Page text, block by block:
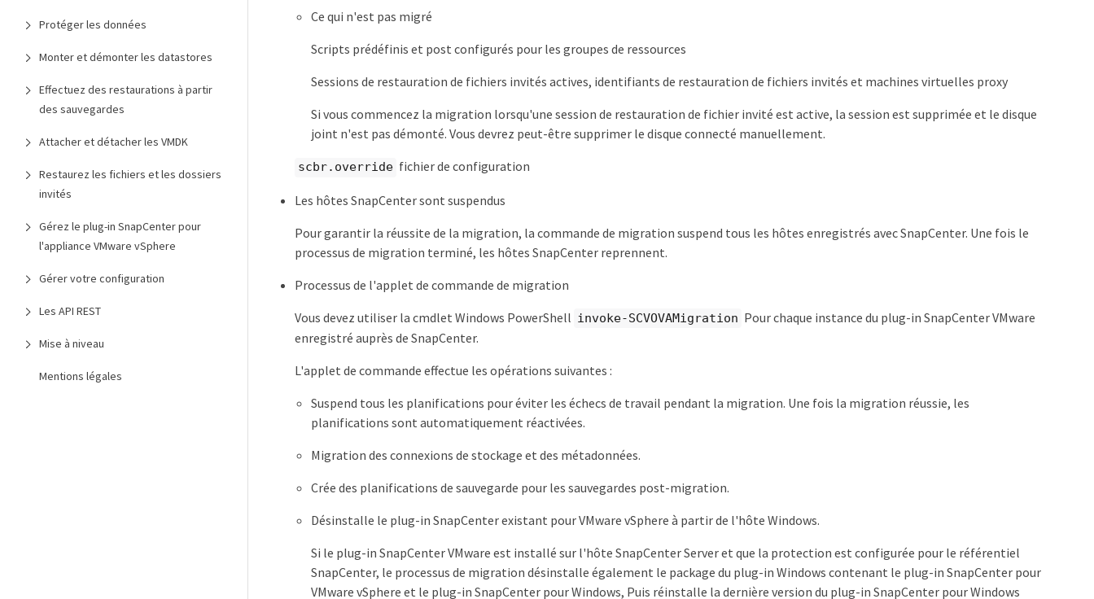
Protéger les données
Monter et démonter les datastores
Effectuez des restaurations à partir
des sauvegardes
Attacher et détacher les VMDK
Restaurez les fichiers et les dossiers
invités
Gérez le plug-in SnapCenter pour
l'appliance VMware vSphere
Gérer votre configuration
Les API REST
Mise à niveau
Mentions légales
Ce qui n'est pas migré
Scripts prédéfinis et post configurés pour les groupes de ressources
Sessions de restauration de fichiers invités actives, identifiants de restauration de fichiers invités et machines virtuelles proxy
Si vous commencez la migration lorsqu'une session de restauration de fichier invité est active, la session est supprimée et le disque
joint n'est pas démonté. Vous devrez peut-être supprimer le disque connecté manuellement.
scbr.override fichier de configuration
Les hôtes SnapCenter sont suspendus
Pour garantir la réussite de la migration, la commande de migration suspend tous les hôtes enregistrés avec SnapCenter. Une fois le
processus de migration terminé, les hôtes SnapCenter reprennent.
Processus de l'applet de commande de migration
Vous devez utiliser la cmdlet Windows PowerShell invoke-SCVOVAMigration Pour chaque instance du plug-in SnapCenter VMware
enregistré auprès de SnapCenter.
L'applet de commande effectue les opérations suivantes :
Suspend tous les planifications pour éviter les échecs de travail pendant la migration. Une fois la migration réussie, les
planifications sont automatiquement réactivées.
Migration des connexions de stockage et des métadonnées.
Crée des planifications de sauvegarde pour les sauvegardes post-migration.
Désinstalle le plug-in SnapCenter existant pour VMware vSphere à partir de l'hôte Windows.
Si le plug-in SnapCenter VMware est installé sur l'hôte SnapCenter Server et que la protection est configurée pour le référentiel
SnapCenter, le processus de migration désinstalle également le package du plug-in Windows contenant le plug-in SnapCenter pour
VMware vSphere et le plug-in SnapCenter pour Windows, Puis réinstalle la dernière version du plug-in SnapCenter pour Windows